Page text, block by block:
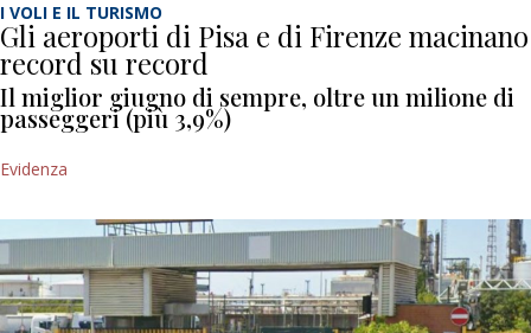
I VOLI E IL TURISMO
Gli aeroporti di Pisa e di Firenze macinano
record su record
Il miglior giugno di sempre, oltre un milione di
passeggeri (più 3,9%)
Evidenza